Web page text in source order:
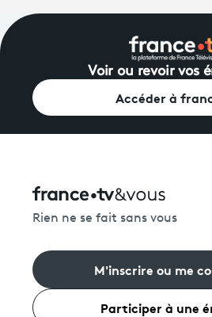
Voir ou revoir vos
Accéder à
Rien ne se fait sans vous
M'inscrire ou me
Participer à une